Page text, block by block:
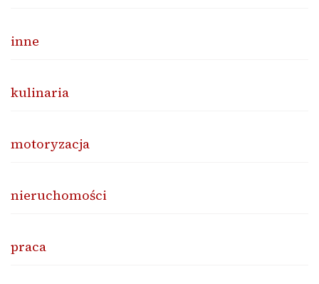
inne
kulinaria
motoryzacja
nieruchomości
praca